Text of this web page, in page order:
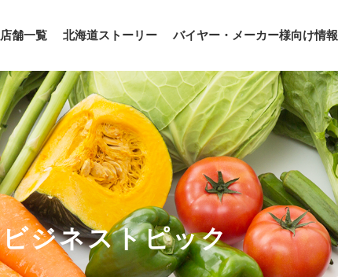
店舗一覧 北海道ストーリー バイヤー・メーカー様向け情報
ビジネストピック